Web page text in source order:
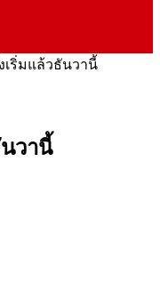
เริ่มแล้วธันวานี้
วานี้